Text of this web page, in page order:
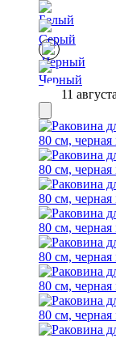
11 августа